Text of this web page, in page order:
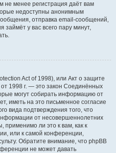
не менее регистрация даёт вам
недоступны анонимным
отправка email-сообщений,
займёт у вас всего пару минут,
Act of 1998), или Акт о защите
1998 г. — это закон Соединённых
могут собирать информацию от
иметь на это письменное согласие
вида подтверждения того, что
от несовершеннолетних
ли это к вам, как к
или к самой конференции,
Обратите внимание, что phpBB
не может давать